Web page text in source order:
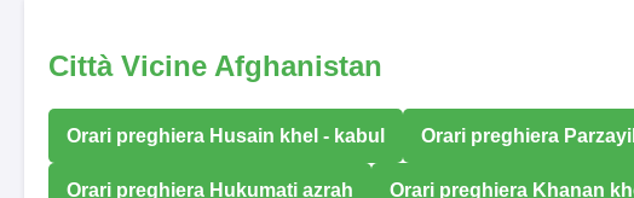
Città Vicine Afghanistan
Orari preghiera Husain khel - kabul Orari preghiera
Orari preghiera Hukumati azrah Orari preghiera Khanan